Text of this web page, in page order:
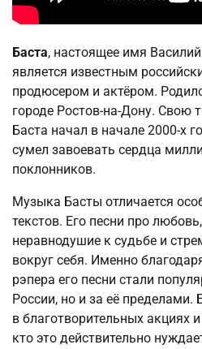
Баста, настоящее имя
является известным
продюсером и актёром.
городе Ростов-на-Дону. Свою
Баста начал в начале 2000-х
сумел завоевать сердца
поклонников.
Музыка Басты отличается
текстов. Его песни про
неравнодушие к судьбе и
вокруг себя. Именно
рэпера его песни стали
России, но и за её пределами.
в благотворительных акциях
кто это действительно